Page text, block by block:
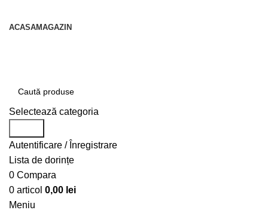
ACASAMAGAZIN
Selectează categoria
Autentificare / Înregistrare
Lista de dorințe
0 Compara
0 articol 0,00 lei
Meniu